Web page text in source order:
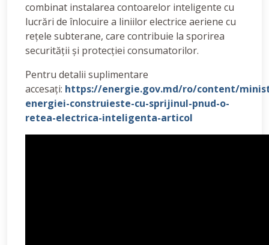
combinat instalarea contoarelor inteligente cu
lucrări de înlocuire a liniilor electrice aeriene cu
rețele subterane, care contribuie la sporirea
securității și protecției consumatorilor.
Pentru detalii suplimentare
accesați: https://energie.gov.md/ro/content/
energiei-construieste-cu-sprijinul-pnud-o-
retea-electrica-inteligenta-articol